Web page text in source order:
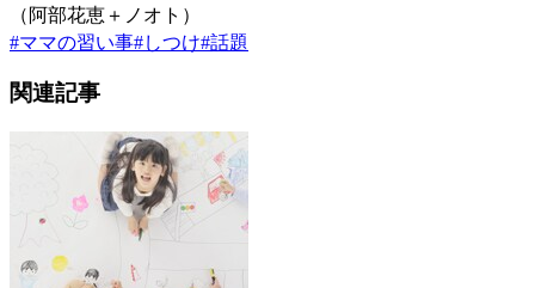
（阿部花恵＋ノオト）
#ママの習い事#しつけ#話題
関連記事